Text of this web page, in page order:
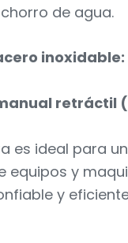
de agua.
inoxidable:
retráctil
es ideal para
equipos y
y